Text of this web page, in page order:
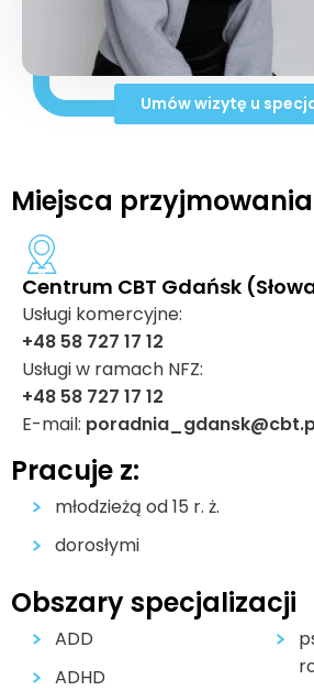
Umów wizytę u
Miejsca
Centrum CBT Gdańsk
Usługi komercyjne:
+48 58 727 17 12
Usługi w ramach NFZ:
+48 58 727 17 12
E-mail:
Pracuje z:
młodzieżą od 15 r. ż.
dorosłymi
Obszary specjalizacji
ADD
ADHD